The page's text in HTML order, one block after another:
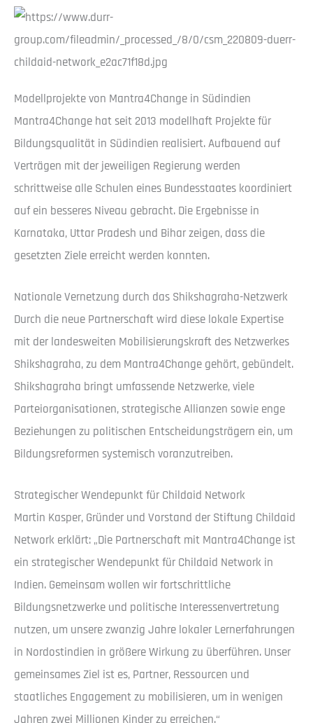
Modellprojekte von Mantra4Change in Südindien
Mantra4Change hat seit 2013 modellhaft Projekte für
Bildungsqualität in Südindien realisiert. Aufbauend auf
Verträgen mit der jeweiligen Regierung werden
schrittweise alle Schulen eines Bundesstaates koordiniert
auf ein besseres Niveau gebracht. Die Ergebnisse in
Karnataka, Uttar Pradesh und Bihar zeigen, dass die
gesetzten Ziele erreicht werden konnten.
Nationale Vernetzung durch das Shikshagraha-Netzwerk
Durch die neue Partnerschaft wird diese lokale Expertise
mit der landesweiten Mobilisierungskraft des Netzwerkes
Shikshagraha, zu dem Mantra4Change gehört, gebündelt.
Shikshagraha bringt umfassende Netzwerke, viele
Parteiorganisationen, strategische Allianzen sowie enge
Beziehungen zu politischen Entscheidungsträgern ein, um
Bildungsreformen systemisch voranzutreiben.
Strategischer Wendepunkt für Childaid Network
Martin Kasper, Gründer und Vorstand der Stiftung Childaid
Network erklärt: „Die Partnerschaft mit Mantra4Change ist
ein strategischer Wendepunkt für Childaid Network in
Indien. Gemeinsam wollen wir fortschrittliche
Bildungsnetzwerke und politische Interessenvertretung
nutzen, um unsere zwanzig Jahre lokaler Lernerfahrungen
in Nordostindien in größere Wirkung zu überführen. Unser
gemeinsames Ziel ist es, Partner, Ressourcen und
staatliches Engagement zu mobilisieren, um in wenigen
Jahren zwei Millionen Kinder zu erreichen.“